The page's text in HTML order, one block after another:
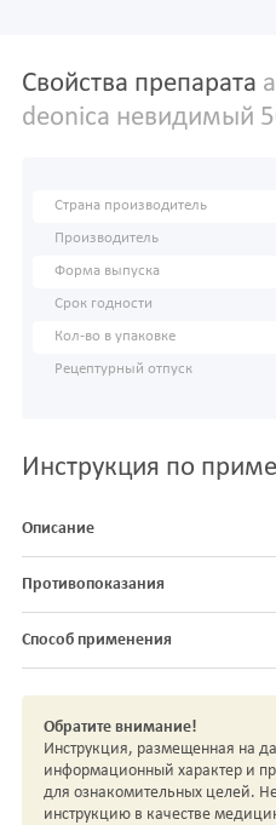
Свойства препарата
deonica невидимый
Страна производитель
Производитель
Форма выпуска
Срок годности
Кол-во в упаковке
Рецептурный отпуск
Инструкция по
Описание
Противопоказания
Способ применения
Обратите внимание!
Инструкция, размещенная на
информационный характер и
для ознакомительных целей.
инструкцию в качестве